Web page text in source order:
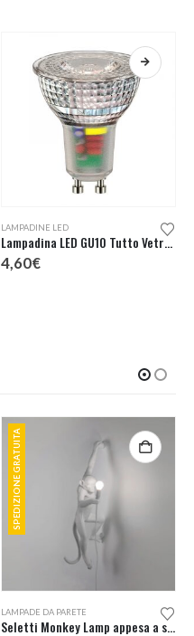
LAMPADINE LED
Lampadina LED GU10 Tutto Vetro 230V
4,60€
SPEDIZIONE GRATUITA
LAMPADE DA PARETE
Seletti Monkey Lamp appesa a sinistra